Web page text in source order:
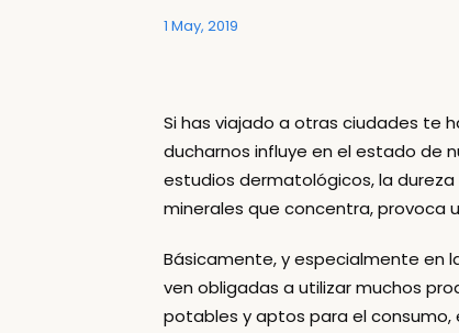
1 May, 2019
Si has viajado a otras ciudades te
ducharnos influye en el estado de
estudios dermatológicos, la
minerales que concentra, provoca
Básicamente, y especialmente en
ven obligadas a utilizar muchos
potables y aptos para el